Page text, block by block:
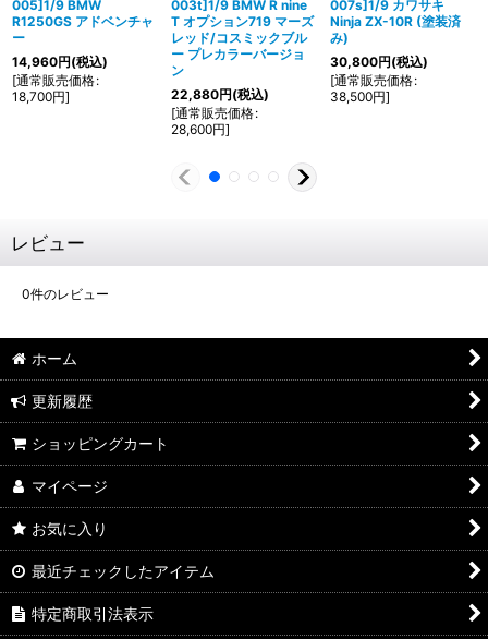
005]1/9 BMW
R1250GS アドベンチャ
ー
14,960円(税込)
[通常販売価格:
18,700円]
003t]1/9 BMW R nine
T オプション719 マーズ
レッド/コスミックブル
ー プレカラーバージョ
ン
22,880円(税込)
[通常販売価格:
28,600円]
007s]1/9 カワサキ
Ninja ZX-10R (塗装済
み)
30,800円(税込)
[通常販売価格:
38,500円]
レビュー
0件のレビュー
ホーム
更新履歴
ショッピングカート
マイページ
お気に入り
最近チェックしたアイテム
特定商取引法表示